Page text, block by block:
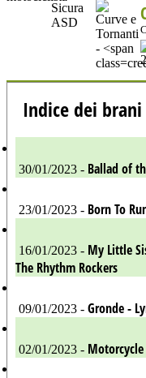
Indice dei
30/01/2023 - Ballad of
23/01/2023 - Born To
16/01/2023 - My Little
The Rhythm Rockers
09/01/2023 - Gronde -
02/01/2023 - Motorcycle